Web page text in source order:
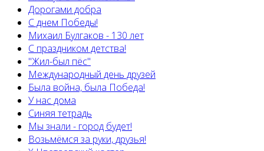
Дорогами добра
С днем Победы!
Михаил Булгаков - 130 лет
С праздником детства!
"Жил-был пёс"
Международный день друзей
Была война, была Победа!
У нас дома
Синяя тетрадь
Мы знали - город будет!
Возьмёмся за руки, друзья!